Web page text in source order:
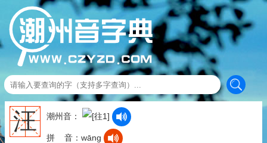
汪 潮州音：
拼 音：wāng